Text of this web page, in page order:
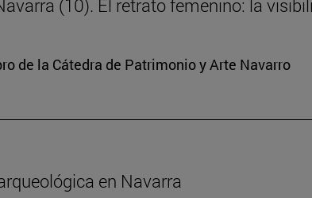
(10). El retrato femenino: la
de la Cátedra de Patrimonio y Arte Navarro
en Navarra